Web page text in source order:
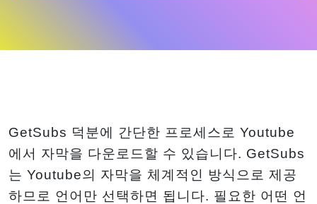
GetSubs 덕분에 간단한 프로세스로 Youtube
에서 자막을 다운로드할 수 있습니다. GetSubs
는 Youtube의 자막을 체계적인 방식으로 제공
하므로 언어만 선택하면 됩니다. 필요한 어떤 언